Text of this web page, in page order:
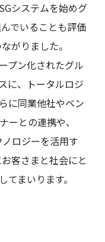
SGシステムを始めグ
でいることも評価
がりました。
プン化されたグル
に、トータルロジ
に同業他社やベン
ーとの連携や、
ロジーを活用す
客さまと社会にと
まいります。